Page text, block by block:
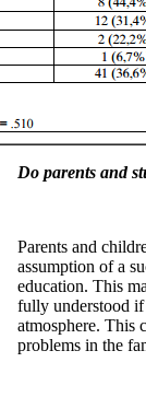
Do parents and
Parents and
assumption of a
education. This
fully understood
atmosphere. This
problems in the